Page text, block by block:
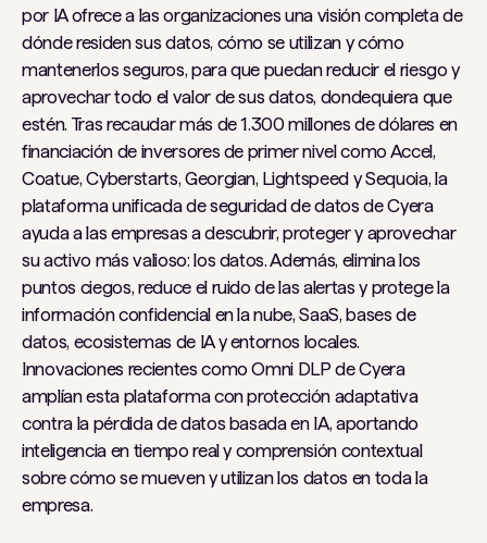
por IA ofrece a las organizaciones una visión completa de
dónde residen sus datos, cómo se utilizan y cómo
mantenerlos seguros, para que puedan reducir el riesgo y
aprovechar todo el valor de sus datos, dondequiera que
estén. Tras recaudar más de 1.300 millones de dólares en
financiación de inversores de primer nivel como Accel,
Coatue, Cyberstarts, Georgian, Lightspeed y Sequoia, la
plataforma unificada de seguridad de datos de Cyera
ayuda a las empresas a descubrir, proteger y aprovechar
su activo más valioso: los datos. Además, elimina los
puntos ciegos, reduce el ruido de las alertas y protege la
información confidencial en la nube, SaaS, bases de
datos, ecosistemas de IA y entornos locales.
Innovaciones recientes como Omni DLP de Cyera
amplían esta plataforma con protección adaptativa
contra la pérdida de datos basada en IA, aportando
inteligencia en tiempo real y comprensión contextual
sobre cómo se mueven y utilizan los datos en toda la
empresa.